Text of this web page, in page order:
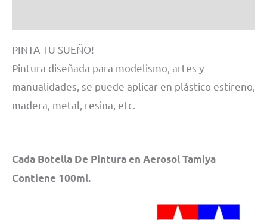
PINTA TU SUEÑO!
Pintura diseñada para modelismo, artes y
manualidades, se puede aplicar en plástico estireno,
madera, metal, resina, etc.
Cada Botella De Pintura en Aerosol Tamiya
Contiene 100ml.